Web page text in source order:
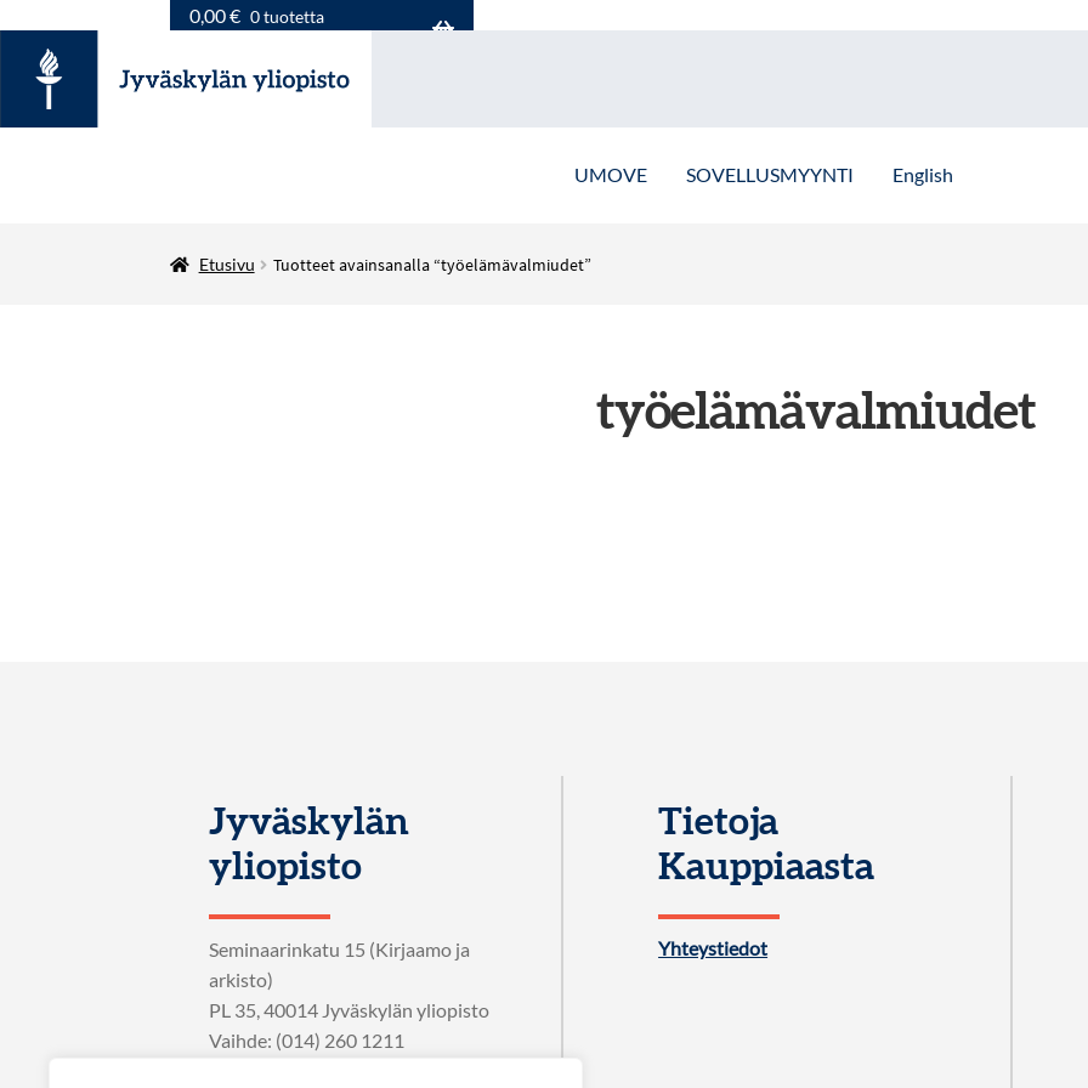
0,00€ 0 tuotetta
UMOVE SOVELLUSMYYNTI English
Etusivu Tuotteet avainsanalla “työelämävalmiudet”
työelämävalmiudet
Jyväskylän
yliopisto
Seminaarinkatu 15 (Kirjaamo ja
arkisto)
PL 35, 40014 Jyväskylän yliopisto
Vaihde: (014) 260 1211
Tietoja
Kauppiaasta
Yhteystiedot